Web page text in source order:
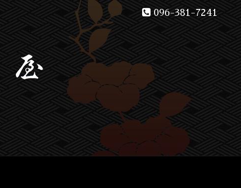
096-381-7241